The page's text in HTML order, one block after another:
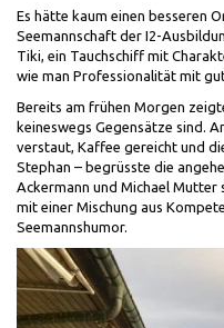
Es hätte kaum einen besseren
Seemannschaft der I2-
Tiki, ein Tauchschiff mit
wie man Professionalität mit
Bereits am frühen Morgen
keineswegs Gegensätze sind.
verstaut, Kaffee gereicht und
Stephan – begrüsste die
Ackermann und Michael
mit einer Mischung aus
Seemannshumor.